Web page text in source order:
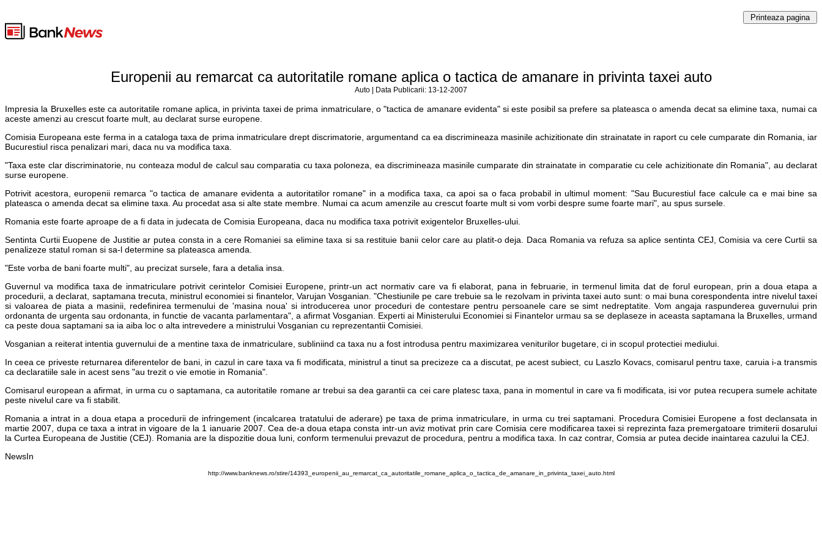
Europenii au remarcat ca autoritatile romane aplica o tactica de amanare in privinta taxei auto
Auto | Data Publicarii: 13-12-2007
Impresia la Bruxelles este ca autoritatile romane aplica, in privinta taxei de prima inmatriculare, o "tactica de amanare evidenta" si este posibil sa prefere sa plateasca o amenda decat sa elimine taxa, numai ca
aceste amenzi au crescut foarte mult, au declarat surse europene.
Comisia Europeana este ferma in a cataloga taxa de prima inmatriculare drept discrimatorie, argumentand ca ea discrimineaza masinile achizitionate din strainatate in raport cu cele cumparate din Romania, iar
Bucurestiul risca penalizari mari, daca nu va modifica taxa.
"Taxa este clar discriminatorie, nu conteaza modul de calcul sau comparatia cu taxa poloneza, ea discrimineaza masinile cumparate din strainatate in comparatie cu cele achizitionate din Romania", au declarat
surse europene.
Potrivit acestora, europenii remarca "o tactica de amanare evidenta a autoritatilor romane" in a modifica taxa, ca apoi sa o faca probabil in ultimul moment: "Sau Bucurestiul face calcule ca e mai bine sa
plateasca o amenda decat sa elimine taxa. Au procedat asa si alte state membre. Numai ca acum amenzile au crescut foarte mult si vom vorbi despre sume foarte mari", au spus sursele.
Romania este foarte aproape de a fi data in judecata de Comisia Europeana, daca nu modifica taxa potrivit exigentelor Bruxelles-ului.
Sentinta Curtii Euopene de Justitie ar putea consta in a cere Romaniei sa elimine taxa si sa restituie banii celor care au platit-o deja. Daca Romania va refuza sa aplice sentinta CEJ, Comisia va cere Curtii sa
penalizeze statul roman si sa-l determine sa plateasca amenda.
"Este vorba de bani foarte multi", au precizat sursele, fara a detalia insa.
Guvernul va modifica taxa de inmatriculare potrivit cerintelor Comisiei Europene, printr-un act normativ care va fi elaborat, pana in februarie, in termenul limita dat de forul european, prin a doua etapa a
procedurii, a declarat, saptamana trecuta, ministrul economiei si finantelor, Varujan Vosganian. "Chestiunile pe care trebuie sa le rezolvam in privinta taxei auto sunt: o mai buna corespondenta intre nivelul taxei
si valoarea de piata a masinii, redefinirea termenului de 'masina noua' si introducerea unor proceduri de contestare pentru persoanele care se simt nedreptatite. Vom angaja raspunderea guvernului prin
ordonanta de urgenta sau ordonanta, in functie de vacanta parlamentara", a afirmat Vosganian. Experti ai Ministerului Economiei si Finantelor urmau sa se deplaseze in aceasta saptamana la Bruxelles, urmand
ca peste doua saptamani sa ia aiba loc o alta intrevedere a ministrului Vosganian cu reprezentantii Comisiei.
Vosganian a reiterat intentia guvernului de a mentine taxa de inmatriculare, subliniind ca taxa nu a fost introdusa pentru maximizarea veniturilor bugetare, ci in scopul protectiei mediului.
In ceea ce priveste returnarea diferentelor de bani, in cazul in care taxa va fi modificata, ministrul a tinut sa precizeze ca a discutat, pe acest subiect, cu Laszlo Kovacs, comisarul pentru taxe, caruia i-a transmis
ca declaratiile sale in acest sens "au trezit o vie emotie in Romania".
Comisarul european a afirmat, in urma cu o saptamana, ca autoritatile romane ar trebui sa dea garantii ca cei care platesc taxa, pana in momentul in care va fi modificata, isi vor putea recupera sumele achitate
peste nivelul care va fi stabilit.
Romania a intrat in a doua etapa a procedurii de infringement (incalcarea tratatului de aderare) pe taxa de prima inmatriculare, in urma cu trei saptamani. Procedura Comisiei Europene a fost declansata in
martie 2007, dupa ce taxa a intrat in vigoare de la 1 ianuarie 2007. Cea de-a doua etapa consta intr-un aviz motivat prin care Comisia cere modificarea taxei si reprezinta faza premergatoare trimiterii dosarului
la Curtea Europeana de Justitie (CEJ). Romania are la dispozitie doua luni, conform termenului prevazut de procedura, pentru a modifica taxa. In caz contrar, Comsia ar putea decide inaintarea cazului la CEJ.
NewsIn
http://www.banknews.ro/stire/14393_europenii_au_remarcat_ca_autoritatile_romane_aplica_o_tactica_de_amanare_in_privinta_taxei_auto.html